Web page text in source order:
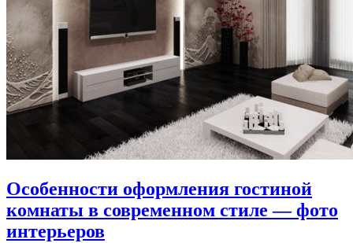
Особенности оформления гостиной
комнаты в современном стиле — фото
интерьеров